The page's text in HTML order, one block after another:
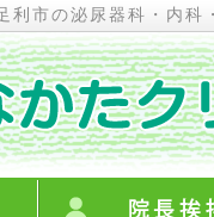
利市の泌尿器科・内科